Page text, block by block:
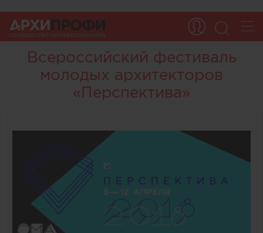
Всероссийский фестиваль
молодых архитекторов
«Перспектива»